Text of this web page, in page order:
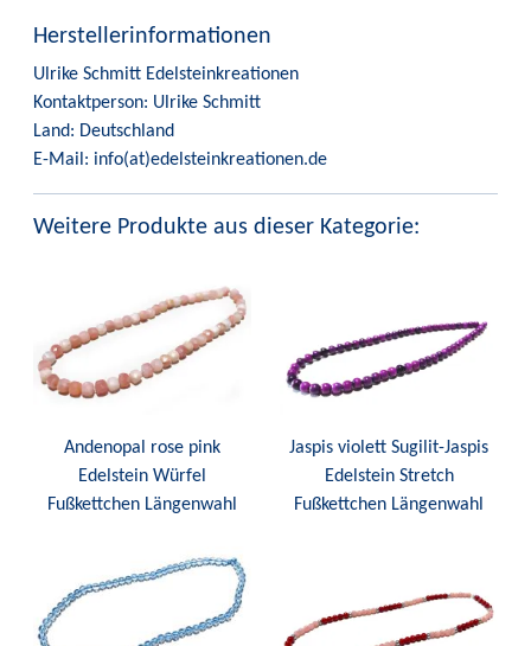
Herstellerinformationen
Ulrike Schmitt Edelsteinkreationen
Kontaktperson: Ulrike Schmitt
Land: Deutschland
E-Mail: info(at)edelsteinkreationen.de
Weitere Produkte aus dieser Kategorie:
Andenopal rose pink
Edelstein Würfel
Fußkettchen Längenwahl
Jaspis violett Sugilit-Jaspis
Edelstein Stretch
Fußkettchen Längenwahl